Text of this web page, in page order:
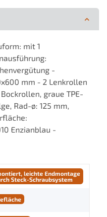
mit 1
-
mm - 2 Lenkrollen
graue TPE-
Rad-ø: 125 mm,
Enzianblau -
leichte Endmontage
Steck-Schraubsystem